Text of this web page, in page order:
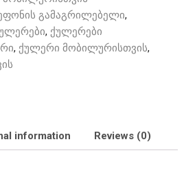
გამაგრილებელი,
, ქულერები
, ქულერი მობილურისთვის,
information Reviews (0)